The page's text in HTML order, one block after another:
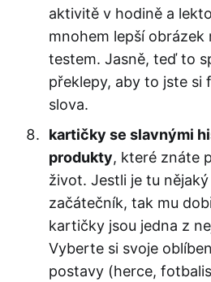
aktivitě v hodině a
mnohem lepší obrázek
testem. Jasně, teď to
překlepy, aby to jste si
slova.
kartičky se slavnými
produkty, které znáte
život. Jestli je tu
začátečník, tak mu
kartičky jsou jedna z
Vyberte si svoje
postavy (herce,